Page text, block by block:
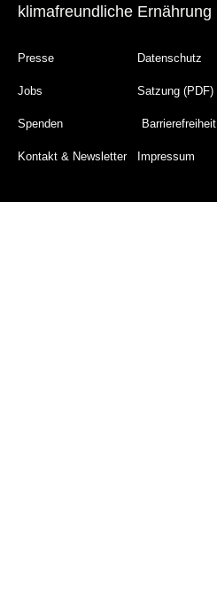
klimafreundliche Ernährung
Presse
Jobs
Spenden
Kontakt & Newsletter
Datenschutz
Satzung (PDF)
Barrierefreiheit
Impressum